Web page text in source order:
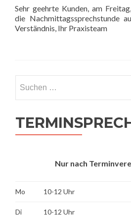
Sehr geehrte Kunden, am
die Nachmittagssprechstunde
Verständnis, Ihr Praxisteam
nach:
Nur nach
Mo 10-12 Uhr
Di 10-12 Uhr